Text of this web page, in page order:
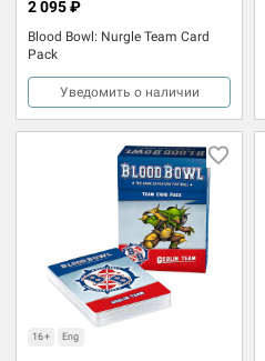
Blood Bowl: Nurgle Team Card
Pack
2 095 ₽
Уведомить о наличии
16+ Eng